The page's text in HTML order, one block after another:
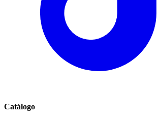
Catálogo